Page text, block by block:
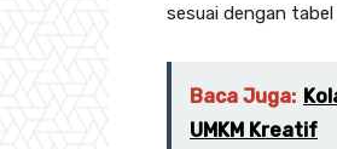
sesuai dengan
Baca Juga:
UMKM Kreatif